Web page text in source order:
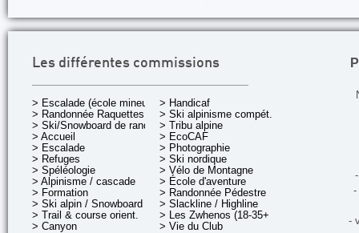
Les différentes commissions
> Escalade (école mineurs)
> Randonnée Raquettes
> Ski/Snowboard de rando.
> Accueil
> Escalade
> Refuges
> Spéléologie
> Alpinisme / cascade
> Formation
> Ski alpin / Snowboard
> Trail & course orient.
> Canyon
> Handicaf
> Ski alpinisme compét.
> Tribu alpine
> EcoCAF
> Photographie
> Ski nordique
> Vélo de Montagne
> École d'aventure
> Randonnée Pédestre
> Slackline / Highline
> Les Zwhenos (18-35+ ans)
> Vie du Club
-
-